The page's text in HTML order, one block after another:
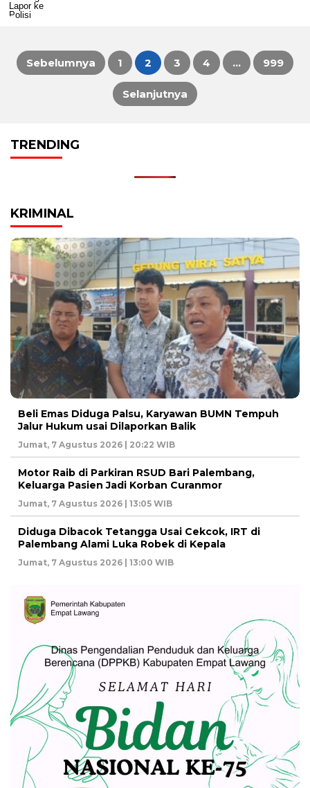
Paginasi
Sebelumnya 1 2 3 4 … 999
Selanjutnya
TRENDING
KRIMINAL
Beli Emas Diduga Palsu, Karyawan BUMN Tempuh
Jalur Hukum usai Dilaporkan Balik
Jumat, 7 Agustus 2026 | 20:22 WIB
Motor Raib di Parkiran RSUD Bari Palembang,
Keluarga Pasien Jadi Korban Curanmor
Jumat, 7 Agustus 2026 | 13:05 WIB
Diduga Dibacok Tetangga Usai Cekcok, IRT di
Palembang Alami Luka Robek di Kepala
Jumat, 7 Agustus 2026 | 13:00 WIB